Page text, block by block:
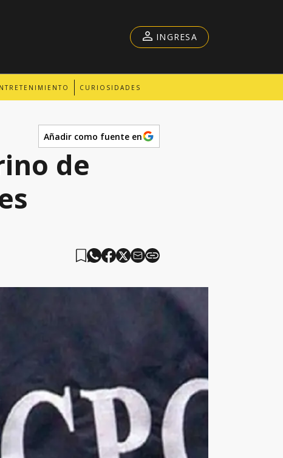
CURIOSIDADES
INGRESA
Añadir como fuente en
de